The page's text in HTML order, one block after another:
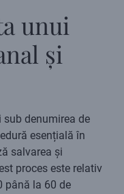
unui
și
denumirea de
esențială în
salvarea și
proces este relativ
până la 60 de